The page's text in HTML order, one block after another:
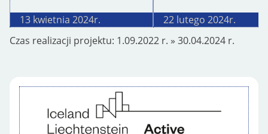
Czas realizacji projektu: 1.09.2022 r. » 30.04.2024 r.
13 kwietnia 2024r. 22 lutego 2024r.